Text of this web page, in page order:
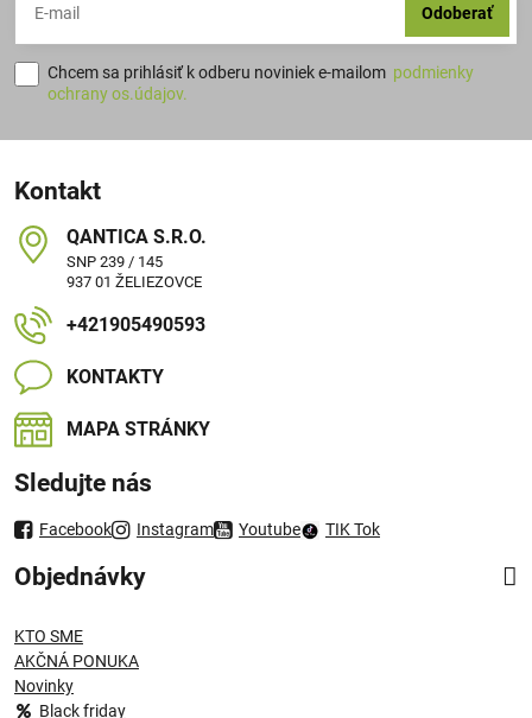
Odoberať
Chcem sa prihlásiť k odberu noviniek e-mailom podmienky
ochrany os.údajov.
Kontakt
QANTICA S​.R​.O​.
SNP 239 / 145
937 01 ŽELIEZOVCE
+421905490593
KONTAKTY
MAPA STRÁNKY
Sledujte nás
Facebook Instagram Youtube TIK Tok
Objednávky
KTO SME
AKČNÁ PONUKA
Novinky
Black friday